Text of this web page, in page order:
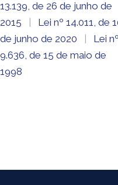
13.139, de 26 de junho de
2015
|
Lei nº 14.011, de
de junho de 2020
|
Lei nº
9.636, de 15 de maio de
1998